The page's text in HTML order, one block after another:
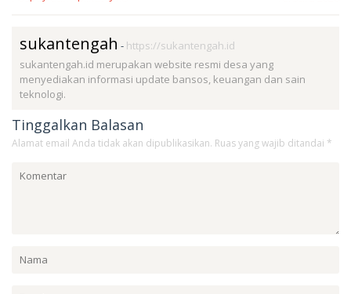
sukantengah - https://sukantengah.id
sukantengah.id merupakan website resmi desa yang
menyediakan informasi update bansos, keuangan dan sain
teknologi.
Tinggalkan Balasan
Alamat email Anda tidak akan dipublikasikan. Ruas yang wajib ditandai *